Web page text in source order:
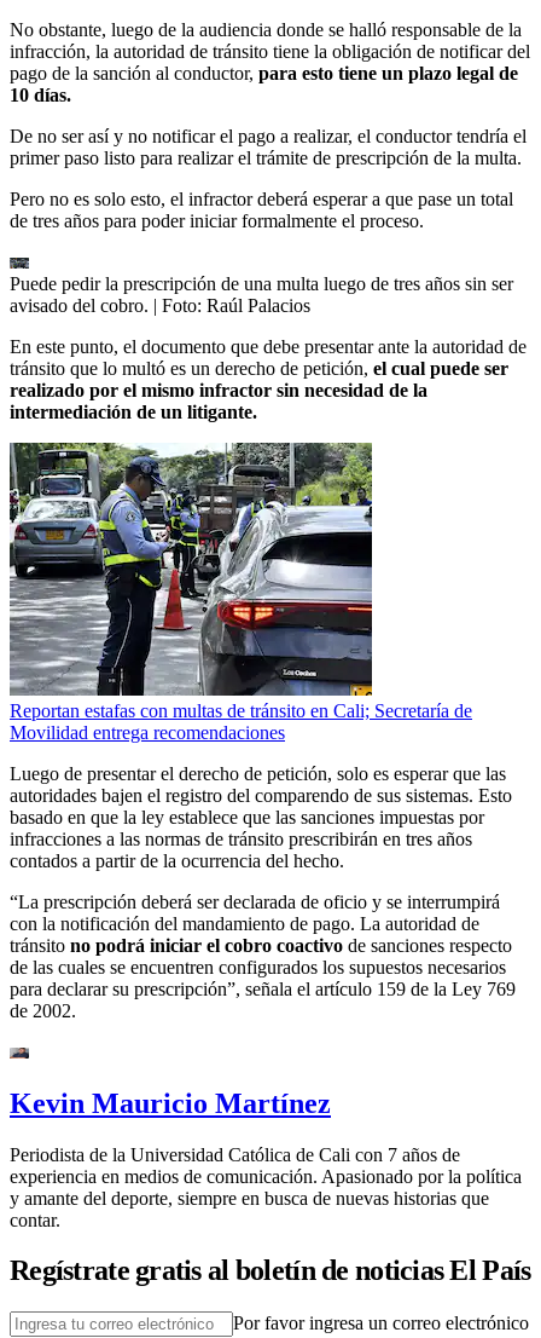
No obstante, luego de la audiencia donde se halló responsable de la
infracción, la autoridad de tránsito tiene la obligación de notificar del
pago de la sanción al conductor, para esto tiene un plazo legal de
10 días.
De no ser así y no notificar el pago a realizar, el conductor tendría el
primer paso listo para realizar el trámite de prescripción de la multa.
Pero no es solo esto, el infractor deberá esperar a que pase un total
de tres años para poder iniciar formalmente el proceso.
Puede pedir la prescripción de una multa luego de tres años sin ser
avisado del cobro. | Foto: Raúl Palacios
En este punto, el documento que debe presentar ante la autoridad de
tránsito que lo multó es un derecho de petición, el cual puede ser
realizado por el mismo infractor sin necesidad de la
intermediación de un litigante.
Reportan estafas con multas de tránsito en Cali; Secretaría de
Movilidad entrega recomendaciones
Luego de presentar el derecho de petición, solo es esperar que las
autoridades bajen el registro del comparendo de sus sistemas. Esto
basado en que la ley establece que las sanciones impuestas por
infracciones a las normas de tránsito prescribirán en tres años
contados a partir de la ocurrencia del hecho.
“La prescripción deberá ser declarada de oficio y se interrumpirá
con la notificación del mandamiento de pago. La autoridad de
tránsito no podrá iniciar el cobro coactivo de sanciones respecto
de las cuales se encuentren configurados los supuestos necesarios
para declarar su prescripción”, señala el artículo 159 de la Ley 769
de 2002.
Kevin Mauricio Martínez
Periodista de la Universidad Católica de Cali con 7 años de
experiencia en medios de comunicación. Apasionado por la política
y amante del deporte, siempre en busca de nuevas historias que
contar.
Regístrate gratis al boletín de noticias El País
Por favor ingresa un correo electrónico